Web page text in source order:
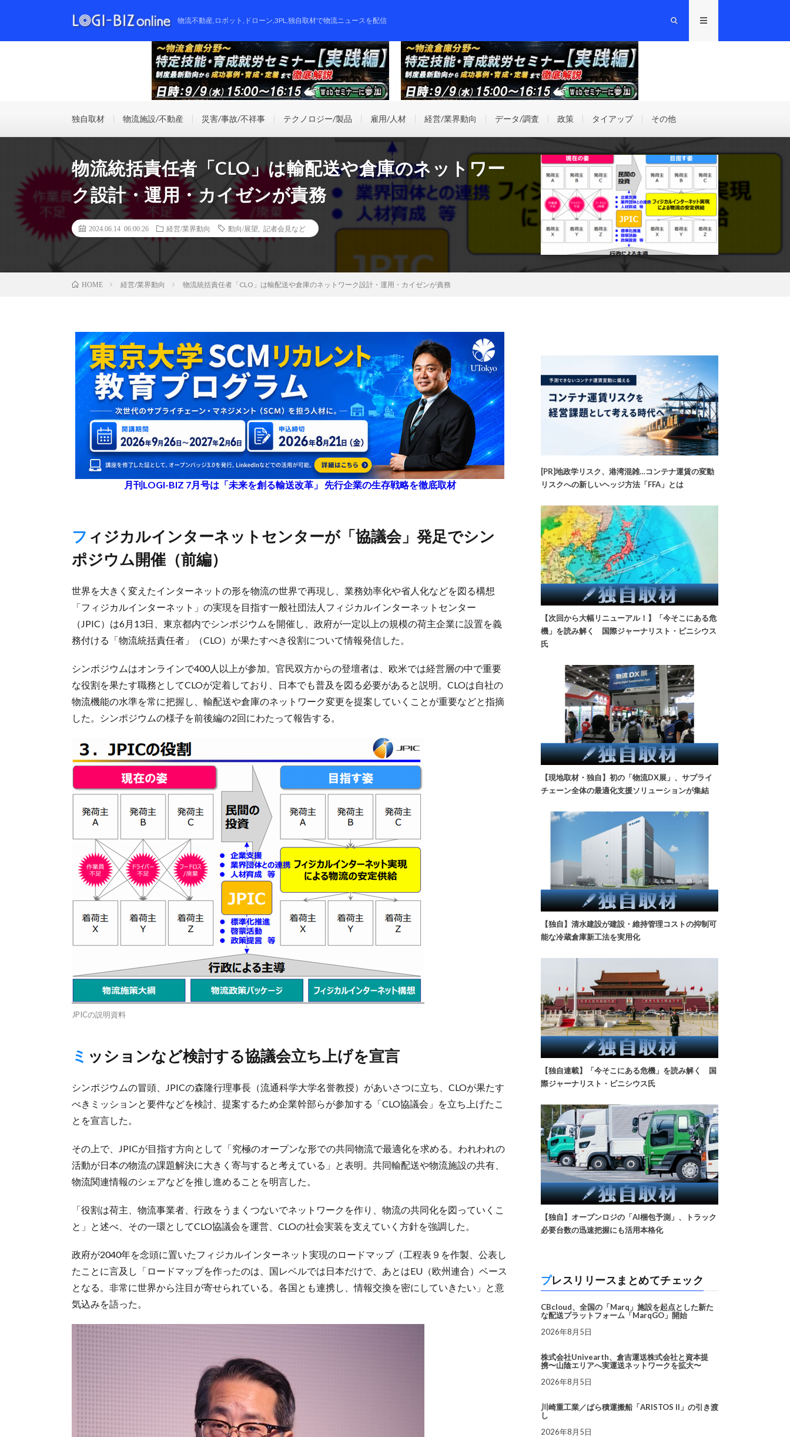
物流不動産,ロボット,ドローン,3PL,独自取材で物流ニュースを配信
独自取材 物流施設/不動産 災害/事故/不祥事 テクノロジー/製品 雇用/人材 経営/業界動向 データ/調査 政策 タイアップ その他
物流統括責任者「CLO」は輸配送や倉庫のネットワー
ク設計・運用・カイゼンが責務
2024.06.14 06:00:26 経営/業界動向 動向/展望 記者会見など
HOME 経営/業界動向 物流統括責任者「CLO」は輸配送や倉庫のネットワーク設計・運用・カイゼンが責務
月刊LOGI-BIZ 7月号は「未来を創る輸送改革」 先行企業の生存戦略を徹底取材
フィジカルインターネットセンターが「協議会」発足でシン
ポジウム開催（前編）
世界を大きく変えたインターネットの形を物流の世界で再現し、業務効率化や省人化などを図る構想
「フィジカルインターネット」の実現を目指す一般社団法人フィジカルインターネットセンター
（JPIC）は6月13日、東京都内でシンポジウムを開催し、政府が一定以上の規模の荷主企業に設置を義
務付ける「物流統括責任者」（CLO）が果たすべき役割について情報発信した。
シンポジウムはオンラインで400人以上が参加。官民双方からの登壇者は、欧米では経営層の中で重要
な役割を果たす職務としてCLOが定着しており、日本でも普及を図る必要があると説明。CLOは自社の
物流機能の水準を常に把握し、輸配送や倉庫のネットワーク変更を提案していくことが重要などと指摘
した。シンポジウムの様子を前後編の2回にわたって報告する。
JPICの説明資料
ミッションなど検討する協議会立ち上げを宣言
シンポジウムの冒頭、JPICの森隆行理事長（流通科学大学名誉教授）があいさつに立ち、CLOが果たす
べきミッションと要件などを検討、提案するため企業幹部らが参加する「CLO協議会」を立ち上げたこ
とを宣言した。
その上で、JPICが目指す方向として「究極のオープンな形での共同物流で最適化を求める。われわれの
活動が日本の物流の課題解決に大きく寄与すると考えている」と表明。共同輸配送や物流施設の共有、
物流関連情報のシェアなどを推し進めることを明言した。
「役割は荷主、物流事業者、行政をうまくつないでネットワークを作り、物流の共同化を図っていくこ
と」と述べ、その一環としてCLO協議会を運営、CLOの社会実装を支えていく方針を強調した。
政府が2040年を念頭に置いたフィジカルインターネット実現のロードマップ（工程表９を作製、公表し
たことに言及し「ロードマップを作ったのは、国レベルでは日本だけで、あとはEU（欧州連合）ベース
となる。非常に世界から注目が寄せられている。各国とも連携し、情報交換を密にしていきたい」と意
気込みを語った。
[PR]地政学リスク、港湾混雑…コンテナ運賃の変動
リスクへの新しいヘッジ方法「FFA」とは
【次回から大幅リニューアル！】「今そこにある危
機」を読み解く 国際ジャーナリスト・ビニシウス
氏
【現地取材・独自】初の「物流DX展」、サプライ
チェーン全体の最適化支援ソリューションが集結
【独自】清水建設が建設・維持管理コストの抑制可
能な冷蔵倉庫新工法を実用化
【独自連載】「今そこにある危機」を読み解く 国
際ジャーナリスト・ビニシウス氏
【独自】オープンロジの「AI梱包予測」、トラック
必要台数の迅速把握にも活用本格化
プレスリリースまとめてチェック
CBcloud、全国の「Marq」施設を起点とした新た
な配送プラットフォーム「MarqGO」開始
2026年8月5日
株式会社Univearth、倉吉運送株式会社と資本提
携〜山陰エリアへ実運送ネットワークを拡大〜
2026年8月5日
川崎重工業／ばら積運搬船「ARISTOS II」の引き渡
し
2026年8月5日